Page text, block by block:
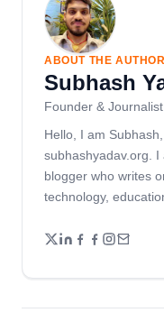
ABOUT THE AUTHOR
Subhash
Founder & Journalist
Hello, I am
subhashyadav.org.
blogger who writes
technology,